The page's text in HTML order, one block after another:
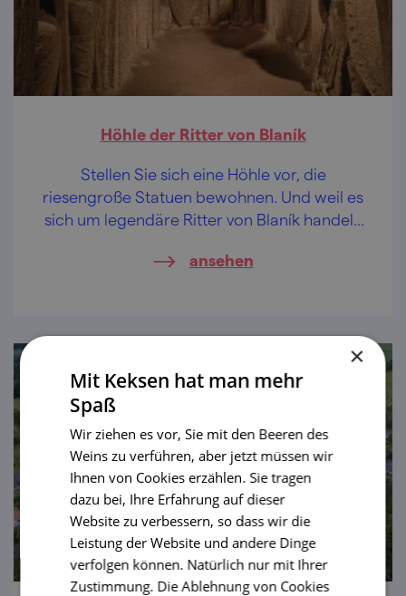
Höhle der Ritter von Blaník
Stellen Sie sich eine Höhle vor, die
riesengroße Statuen bewohnen. Und weil es
sich um legendäre Ritter von Blaník handelt,
ansehen
×
Mit Keksen hat man mehr
Spaß
Wir ziehen es vor, Sie mit den Beeren des
Weins zu verführen, aber jetzt müssen wir
Ihnen von Cookies erzählen. Sie tragen
dazu bei, Ihre Erfahrung auf dieser
Website zu verbessern, so dass wir die
Leistung der Website und andere Dinge
verfolgen können. Natürlich nur mit Ihrer
Zustimmung. Die Ablehnung von Cookies